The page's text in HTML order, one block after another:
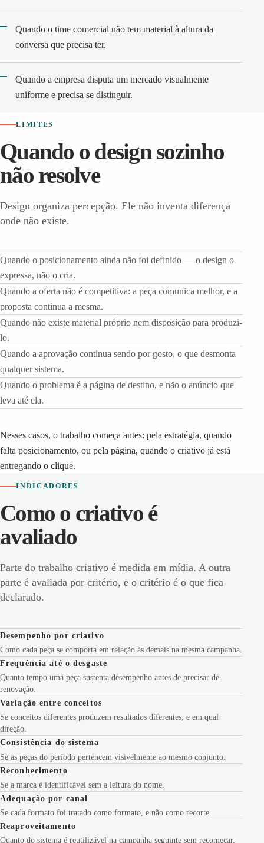
Quando o time comercial não tem material à altura da
conversa que precisa ter.
Quando a empresa disputa um mercado visualmente
uniforme e precisa se distinguir.
LIMITES
Quando o design sozinho
não resolve
Design organiza percepção. Ele não inventa diferença
onde não existe.
Quando o posicionamento ainda não foi definido — o design o
expressa, não o cria.
Quando a oferta não é competitiva: a peça comunica melhor, e a
proposta continua a mesma.
Quando não existe material próprio nem disposição para produzi-
lo.
Quando a aprovação continua sendo por gosto, o que desmonta
qualquer sistema.
Quando o problema é a página de destino, e não o anúncio que
leva até ela.
Nesses casos, o trabalho começa antes: pela estratégia, quando
falta posicionamento, ou pela página, quando o criativo já está
entregando o clique.
INDICADORES
Como o criativo é
avaliado
Parte do trabalho criativo é medida em mídia. A outra
parte é avaliada por critério, e o critério é o que fica
declarado.
Desempenho por criativo
Como cada peça se comporta em relação às demais na mesma campanha.
Frequência até o desgaste
Quanto tempo uma peça sustenta desempenho antes de precisar de
renovação.
Variação entre conceitos
Se conceitos diferentes produzem resultados diferentes, e em qual
direção.
Consistência do sistema
Se as peças do período pertencem visivelmente ao mesmo conjunto.
Reconhecimento
Se a marca é identificável sem a leitura do nome.
Adequação por canal
Se cada formato foi tratado como formato, e não como recorte.
Reaproveitamento
Quanto do sistema é reutilizável na campanha seguinte sem recomeçar.